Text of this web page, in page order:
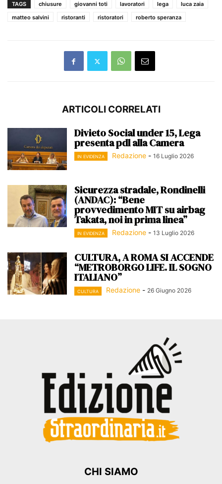
TAGS chiusure giovanni toti lavoratori lega
luca zaia
matteo salvini
ristoranti ristoratori roberto speranza
ARTICOLI CORRELATI
Divieto Social under 15, Lega
presenta pdl alla Camera
IN EVIDENZA Redazione - 16 Luglio 2026
Sicurezza stradale, Rondinelli
(ANDAC): “Bene
provvedimento MIT su airbag
Takata, noi in prima linea”
IN EVIDENZA Redazione - 13 Luglio 2026
CULTURA, A ROMA SI ACCENDE
“METROBORGO LIFE. IL SOGNO
ITALIANO”
CULTURA Redazione - 26 Giugno 2026
CHI SIAMO